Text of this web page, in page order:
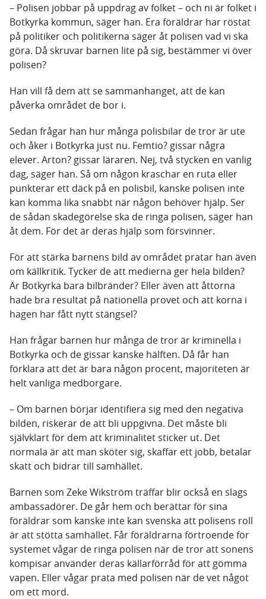
– Polisen jobbar på uppdrag av folket – och ni är folket i
Botkyrka kommun, säger han. Era föräldrar har röstat
på politiker och politikerna säger åt polisen vad vi ska
göra. Då skruvar barnen lite på sig, bestämmer vi över
polisen?
Han vill få dem att se sammanhanget, att de kan
påverka området de bor i.
Sedan frågar han hur många polisbilar de tror är ute
och åker i Botkyrka just nu. Femtio? gissar några
elever. Arton? gissar läraren. Nej, två stycken en vanlig
dag, säger han. Så om någon kraschar en ruta eller
punkterar ett däck på en polisbil, kanske polisen inte
kan komma lika snabbt när någon behöver hjälp. Ser
de sådan skadegörelse ska de ringa polisen, säger han
åt dem. För det är deras hjälp som försvinner.
För att stärka barnens bild av området pratar han även
om källkritik. Tycker de att medierna ger hela bilden?
Är Botkyrka bara bilbränder? Eller även att åttorna
hade bra resultat på nationella provet och att korna i
hagen har fått nytt stängsel?
Han frågar barnen hur många de tror är kriminella i
Botkyrka och de gissar kanske hälften. Då får han
förklara att det är bara någon procent, majoriteten är
helt vanliga medborgare.
– Om barnen börjar identifiera sig med den negativa
bilden, riskerar de att bli uppgivna. Det måste bli
självklart för dem att kriminalitet sticker ut. Det
normala är att man sköter sig, skaffar ett jobb, betalar
skatt och bidrar till samhället.
Barnen som Zeke Wikström träffar blir också en slags
ambassadörer. De går hem och berättar för sina
föräldrar som kanske inte kan svenska att polisens roll
är att stötta samhället. Får föräldrarna förtroende för
systemet vågar de ringa polisen när de tror att sonens
kompisar använder deras källarförråd för att gömma
vapen. Eller vågar prata med polisen när de vet något
om ett mord.